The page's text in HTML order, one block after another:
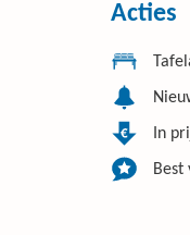
Acties
In
Best